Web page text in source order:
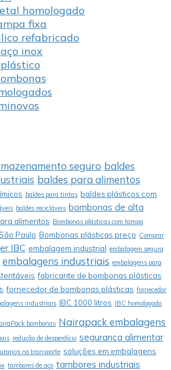
homologado
fixa
refabricado
inox
seguro baldes
baldes para alimentos
baldes para tintas baldes plásticos com
baldes recicláveis bombonas de alta
alimentos Bombonas plásticas com tampa
Paulo Bombonas plásticas preço Comprar
IBC embalagem industrial embalagem segura
embalagens industriais embalagens para
fabricante de bombonas plásticas
fornecedor de bombonas plásticas fornecedor
industriais IBC 1000 litros IBC homologado
bombonas Nairapack embalagens
redução de desperdício segurança alimentar
no transporte soluções em embalagens
tambores de aço tambores industriais